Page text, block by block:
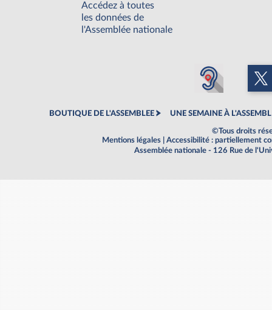
Accédez à toutes
les données de
l'Assemblée nationale
BOUTIQUE DE L'ASSEMBLEE UNE SEMAINE À
©Tous droits
Mentions légales
Accessibilité : partiellement
Assemblée nationale - 126 Rue de